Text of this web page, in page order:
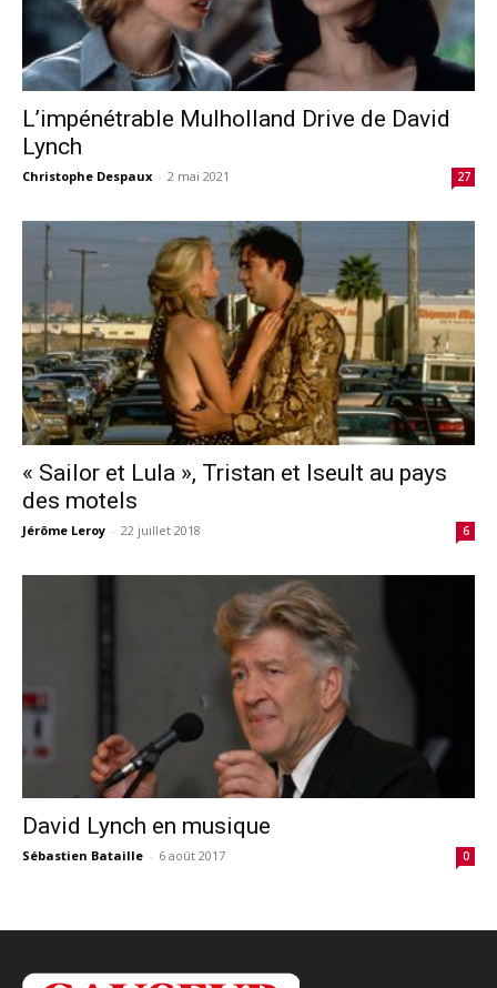
L’impénétrable Mulholland Drive de David
Lynch
Christophe Despaux - 2 mai 2021 27
« Sailor et Lula », Tristan et Iseult au pays
des motels
Jérôme Leroy - 22 juillet 2018 6
David Lynch en musique
Sébastien Bataille - 6 août 2017 0